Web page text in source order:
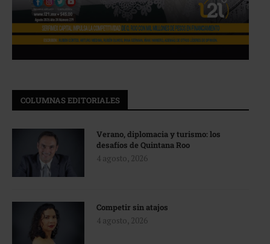
COLUMNAS EDITORIALES
Verano, diplomacia y turismo: los
desafíos de Quintana Roo
4 agosto, 2026
Competir sin atajos
4 agosto, 2026